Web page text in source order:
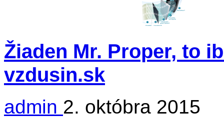
Žiaden Mr. Proper, to
vzdusin.sk
admin 2. októbra 2015